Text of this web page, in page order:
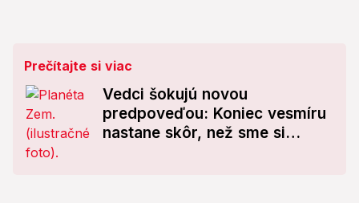
Prečítajte si viac
Vedci šokujú novou
predpoveďou: Koniec vesmíru
nastane skôr, než sme si